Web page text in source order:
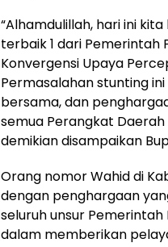
“Alhamdulillah, hari ini
terbaik 1 dari
Konvergensi Upaya
Permasalahan stunting
bersama, dan
semua Perangkat Daerah
demikian disampaikan
Orang nomor Wahid di
dengan penghargaan
seluruh unsur
dalam memberikan